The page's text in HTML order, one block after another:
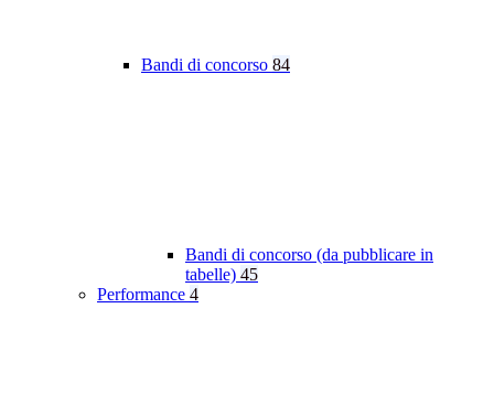
Bandi di concorso 84
Bandi di concorso (da pubblicare in
tabelle) 45
Performance 4